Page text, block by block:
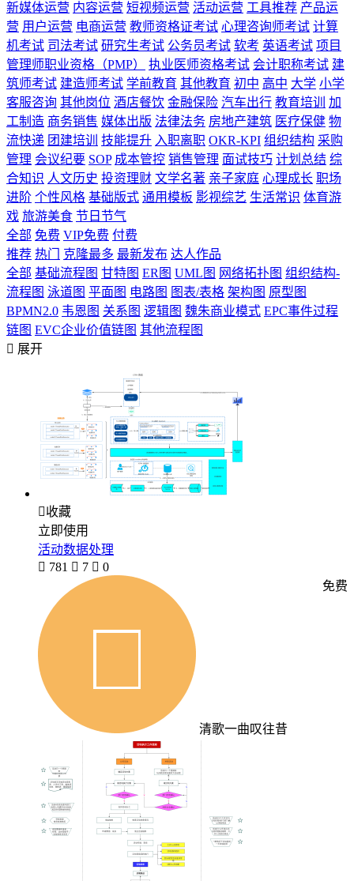
新媒体运营 内容运营 短视频运营 活动运营 工具推荐 产品运
营 用户运营 电商运营 教师资格证考试 心理咨询师考试 计算
机考试 司法考试 研究生考试 公务员考试 软考 英语考试 项目
管理师职业资格（PMP）
执业医师资格考试 会计职称考试 建
筑师考试 建造师考试 学前教育 其他教育 初中 高中 大学 小学
客服咨询 其他岗位 酒店餐饮 金融保险 汽车出行 教育培训
加
工制造 商务销售 媒体出版 法律法务 房地产建筑 医疗保健 物
流快递 团建培训 技能提升 入职离职 OKR-KPI 组织结构 采购
管理 会议纪要 SOP 成本管控 销售管理 面试技巧 计划总结 综
合知识 人文历史 投资理财 文学名著 亲子家庭 心理成长 职场
进阶 个性风格 基础版式 通用模板 影视综艺 生活常识 体育游
戏 旅游美食 节日节气
全部 免费 VIP免费 付费
推荐 热门 克隆最多 最新发布 达人作品
全部 基础流程图 甘特图 ER图 UML图 网络拓扑图 组织结构-
流程图 泳道图 平面图 电路图 图表/表格 架构图 原型图
BPMN2.0 韦恩图 关系图 逻辑图 魏朱商业模式 EPC事件过程
链图 EVC企业价值链图 其他流程图
 展开
收藏
立即使用
活动数据处理
 781  7  0
清歌一曲叹往昔
免费